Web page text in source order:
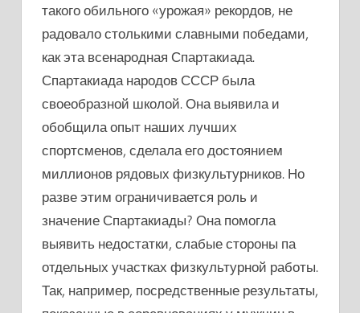
такого обильного «урожая» рекордов, не
радовало столькими славными победами,
как эта всенародная Спартакиада.
Спартакиада народов СССР была
своеобразной школой. Она выявила и
обобщила опыт наших лучших
спортсменов, сделала его достоянием
миллионов рядовых физкультурников. Но
разве этим ограничивается роль и
значение Спартакиады? Она помогла
выявить недостатки, слабые стороны па
отдельных участках физкультурной работы.
Так, например, посредственные результаты,